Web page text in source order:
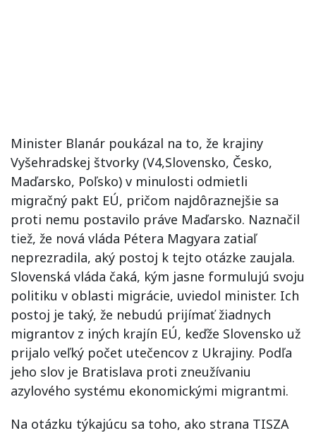
Minister Blanár poukázal na to, že krajiny
Vyšehradskej štvorky (V4,Slovensko, Česko,
Maďarsko, Poľsko) v minulosti odmietli
migračný pakt EÚ, pričom najdôraznejšie sa
proti nemu postavilo práve Maďarsko. Naznačil
tiež, že nová vláda Pétera Magyara zatiaľ
neprezradila, aký postoj k tejto otázke zaujala.
Slovenská vláda čaká, kým jasne formulujú svoju
politiku v oblasti migrácie, uviedol minister. Ich
postoj je taký, že nebudú prijímať žiadnych
migrantov z iných krajín EÚ, keďže Slovensko už
prijalo veľký počet utečencov z Ukrajiny. Podľa
jeho slov je Bratislava proti zneužívaniu
azylového systému ekonomickými migrantmi.
Na otázku týkajúcu sa toho, ako strana TISZA